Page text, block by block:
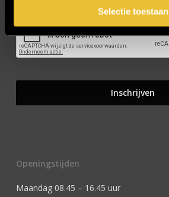
Selectie toestaan
Openingstijden
Maandag 08.45 – 16.45 uur